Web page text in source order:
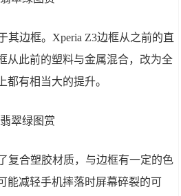
其边框。Xperia Z3边框从之前的直
从此前的塑料与金属混合，改为全
都有相当大的提升。
复合塑胶材质，与边框有一定的色
能减轻手机摔落时屏幕碎裂的可